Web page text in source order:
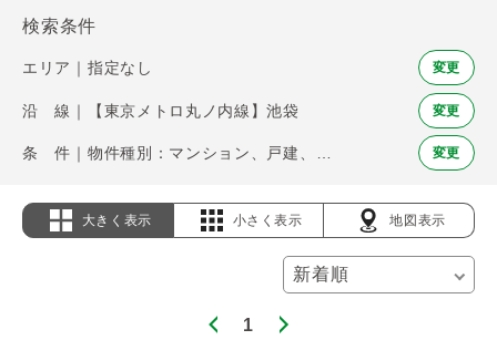
検索条件
エリア｜指定なし 変更
沿 線｜【東京メトロ丸ノ内線】池袋 変更
変更
大きく表示 小さく表示 地図表示
1